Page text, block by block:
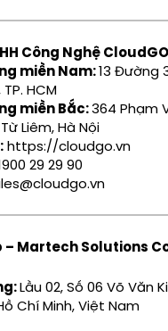
Công Nghệ CloudGO
miền Nam:13 Đường
HCM
miền Bắc:364 Phạm
Liêm, Hà Nội
https://cloudgo.vn
29 29 90
– Martech Solutions
Lầu 02, Số 06 Võ Văn
Chí Minh, Việt Nam